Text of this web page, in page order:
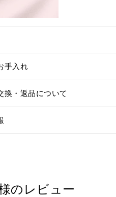
手入れ
換・返品について
のレビュー